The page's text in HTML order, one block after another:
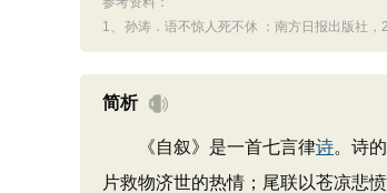
1、 孙涛．语不惊人死不休 ：南方日报出版社，
简析
《自叙》是一首七言律诗。诗
片救物济世的热情；尾联以苍凉悲